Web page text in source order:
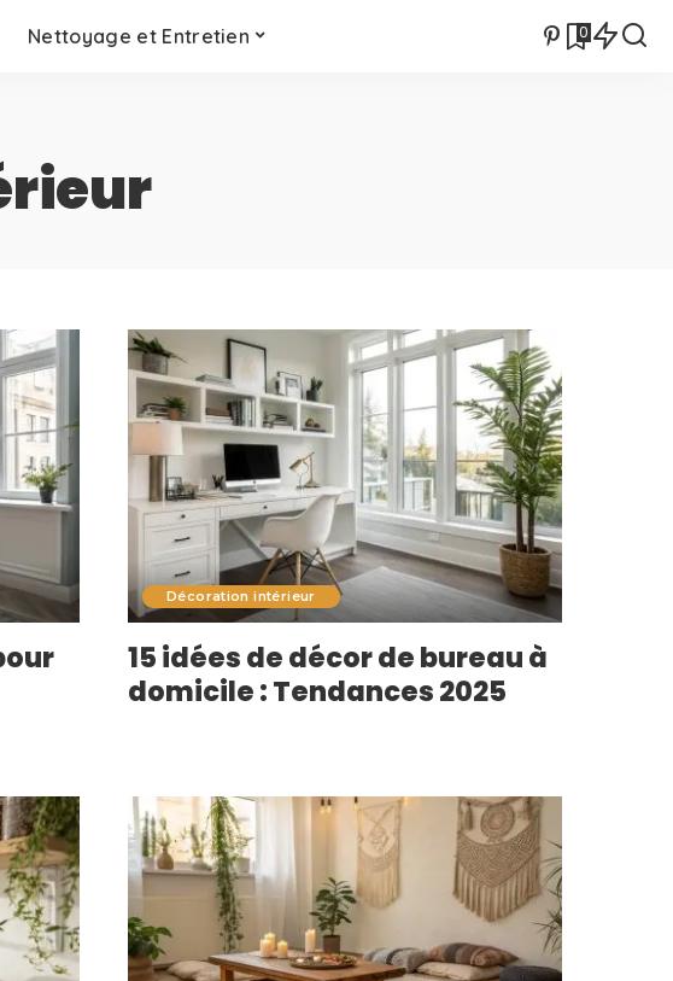
Nettoyage et Entretien 0
Décoration intérieur
15 idées de décor de bureau à
domicile : Tendances 2025